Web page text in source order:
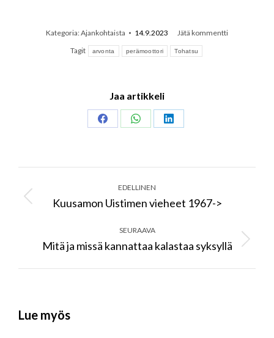
Kategoria:Ajankohtaista 14.9.2023
Jätä kommentti
Tagit
arvonta perämoottori Tohatsu
Jaa artikkeli
Share
Share
Share
Post
navigation
EDELLINEN
Previous
Kuusamon Uistimen vieheet 1967->
SEURAAVA
Next
Mitä ja missä kannattaa kalastaa syksyllä
Lue myös